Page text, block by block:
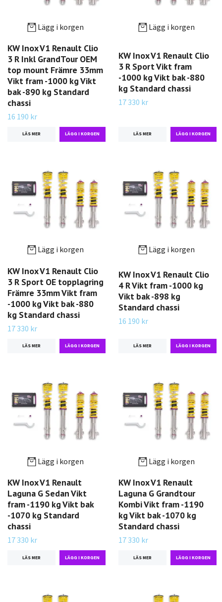
Lägg i korgen
KW Inox V1 Renault Clio
3 R Inkl GrandTour OEM
top mount Främre 33mm
Vikt fram -1000 kg Vikt
bak -890 kg Standard
chassi
16 190 kr
LÄS MER
Lägg i korgen
KW Inox V1 Renault Clio
3 R Sport Vikt fram
-1000 kg Vikt bak -880
kg Standard chassi
17 330 kr
LÄS MER
Lägg i korgen
KW Inox V1 Renault Clio
3 R Sport OE topplagring
Främre 33mm Vikt fram
-1000 kg Vikt bak -880
kg Standard chassi
17 330 kr
LÄS MER
Lägg i korgen
KW Inox V1 Renault Clio
4 R Vikt fram -1000 kg
Vikt bak -898 kg
Standard chassi
16 190 kr
LÄS MER
Lägg i korgen
KW Inox V1 Renault
Laguna G Sedan Vikt
fram -1190 kg Vikt bak
-1070 kg Standard
chassi
17 330 kr
LÄS MER
Lägg i korgen
KW Inox V1 Renault
Laguna G Grandtour
Kombi Vikt fram -1190
kg Vikt bak -1070 kg
Standard chassi
17 330 kr
LÄS MER